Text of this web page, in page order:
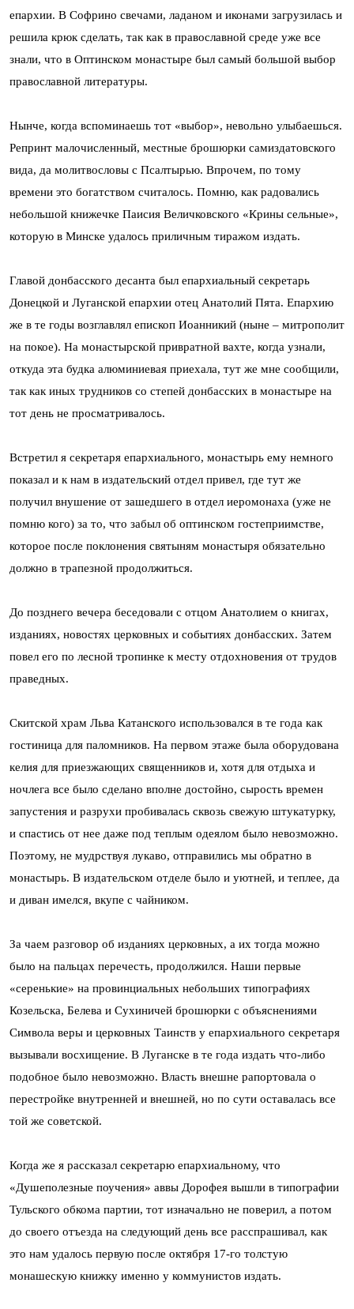
епархии. В Софрино свечами, ладаном и иконами загрузилась и
решила крюк сделать, так как в православной среде уже все
знали, что в Оптинском монастыре был самый большой выбор
православной литературы.
Нынче, когда вспоминаешь тот «выбор», невольно улыбаешься.
Репринт малочисленный, местные брошюрки самиздатовского
вида, да молитвословы с Псалтырью. Впрочем, по тому
времени это богатством считалось. Помню, как радовались
небольшой книжечке Паисия Величковского «Крины сельные»,
которую в Минске удалось приличным тиражом издать.
Главой донбасского десанта был епархиальный секретарь
Донецкой и Луганской епархии отец Анатолий Пята. Епархию
же в те годы возглавлял епископ Иоанникий (ныне – митрополит
на покое). На монастырской привратной вахте, когда узнали,
откуда эта будка алюминиевая приехала, тут же мне сообщили,
так как иных трудников со степей донбасских в монастыре на
тот день не просматривалось.
Встретил я секретаря епархиального, монастырь ему немного
показал и к нам в издательский отдел привел, где тут же
получил внушение от зашедшего в отдел иеромонаха (уже не
помню кого) за то, что забыл об оптинском гостеприимстве,
которое после поклонения святыням монастыря обязательно
должно в трапезной продолжиться.
До позднего вечера беседовали с отцом Анатолием о книгах,
изданиях, новостях церковных и событиях донбасских. Затем
повел его по лесной тропинке к месту отдохновения от трудов
праведных.
Скитской храм Льва Катанского использовался в те года как
гостиница для паломников. На первом этаже была оборудована
келия для приезжающих священников и, хотя для отдыха и
ночлега все было сделано вполне достойно, сырость времен
запустения и разрухи пробивалась сквозь свежую штукатурку,
и спастись от нее даже под теплым одеялом было невозможно.
Поэтому, не мудрствуя лукаво, отправились мы обратно в
монастырь. В издательском отделе было и уютней, и теплее, да
и диван имелся, вкупе с чайником.
За чаем разговор об изданиях церковных, а их тогда можно
было на пальцах перечесть, продолжился. Наши первые
«серенькие» на провинциальных небольших типографиях
Козельска, Белева и Сухиничей брошюрки с объяснениями
Символа веры и церковных Таинств у епархиального секретаря
вызывали восхищение. В Луганске в те года издать что-либо
подобное было невозможно. Власть внешне рапортовала о
перестройке внутренней и внешней, но по сути оставалась все
той же советской.
Когда же я рассказал секретарю епархиальному, что
«Душеполезные поучения» аввы Дорофея вышли в типографии
Тульского обкома партии, тот изначально не поверил, а потом
до своего отъезда на следующий день все расспрашивал, как
это нам удалось первую после октября 17-го толстую
монашескую книжку именно у коммунистов издать.